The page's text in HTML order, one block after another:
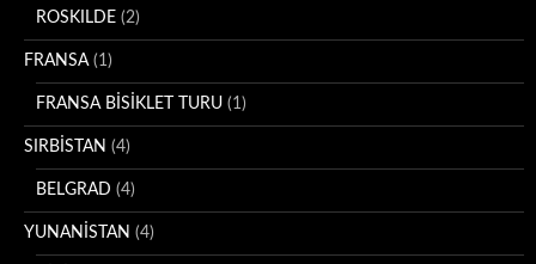
ROSKILDE (2)
FRANSA(1)
FRANSA BİSİKLET TURU (1)
SIRBİSTAN (4)
BELGRAD (4)
YUNANİSTAN (4)